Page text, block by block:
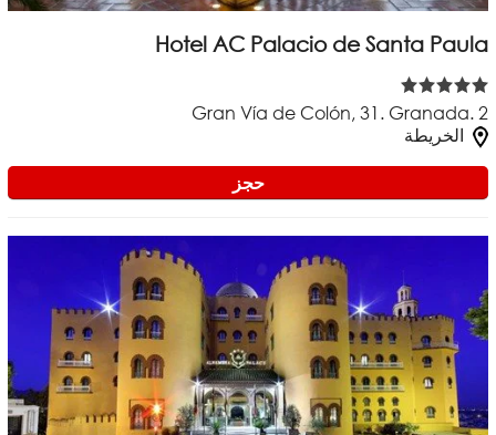
Hotel AC Palacio de Santa Paula
Gran Vía de Colón, 31. Granada. 2
الخريطة
حجز